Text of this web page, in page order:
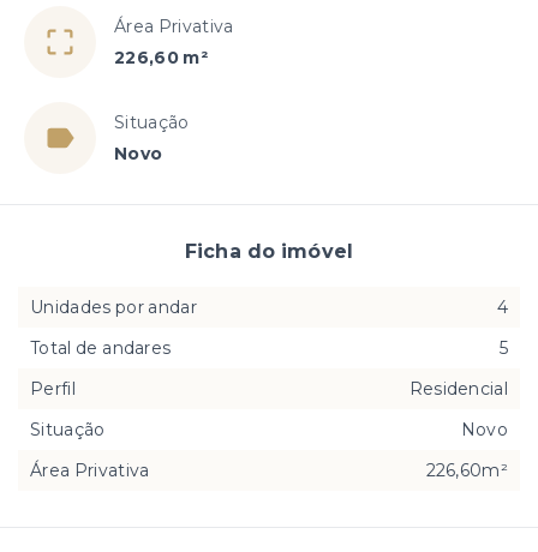
Área Privativa
226,60 m²
Situação
Novo
Ficha do imóvel
Unidades por andar
4
Total de andares
5
Perfil
Residencial
Situação
Novo
Área Privativa
226,60m²